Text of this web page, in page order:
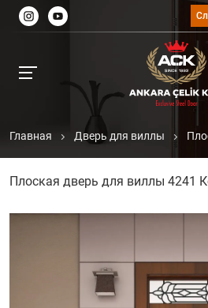
Главная Дверь для виллы
Плоская дверь для виллы 4241